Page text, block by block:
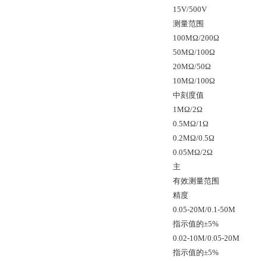
15V/500V
测量范围
100MΩ/200Ω
50MΩ/100Ω
20MΩ/50Ω
10MΩ/100Ω
中刻度值
1MΩ/2Ω
0.5MΩ/1Ω
0.2MΩ/0.5Ω
0.05MΩ/2Ω
主
有效测量范围
精度
0.05-20M/0.1-50M
指示值的±5%
0.02-10M/0.05-20M
指示值的±5%